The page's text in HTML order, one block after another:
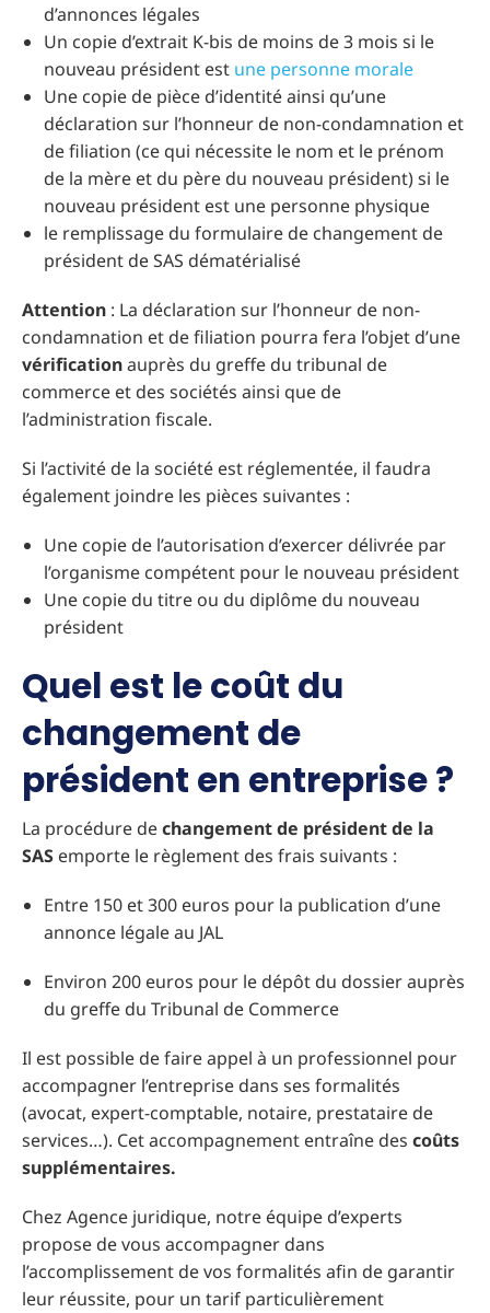
d’annonces légales
Un copie d’extrait K-bis de moins de 3 mois si le
nouveau président est une personne morale
Une copie de pièce d’identité ainsi qu’une
déclaration sur l’honneur de non-condamnation et
de filiation (ce qui nécessite le nom et le prénom
de la mère et du père du nouveau président) si le
nouveau président est une personne physique
le remplissage du formulaire de changement de
président de SAS dématérialisé
Attention : La déclaration sur l’honneur de non-
condamnation et de filiation pourra fera l’objet d’une
vérificationauprès du greffe du tribunal de
commerce et des sociétés ainsi que de
l’administration fiscale.
Si l’activité de la société est réglementée, il faudra
également joindre les pièces suivantes :
Une copie de l’autorisation d’exercer délivrée par
l’organisme compétent pour le nouveau président
Une copie du titre ou du diplôme du nouveau
président
Quel est le coût du
changement de
président en entreprise ?
La procédure dechangement de président de la
SAS emporte le règlement des frais suivants :
Entre 150 et 300 euros pour la publication d’une
annonce légale au JAL
Environ 200 euros pour le dépôt du dossier auprès
du greffe du Tribunal de Commerce
Il est possible de faire appel à un professionnel pour
accompagner l’entreprise dans ses formalités
(avocat, expert-comptable, notaire, prestataire de
services…). Cet accompagnement entraîne des coûts
supplémentaires.
Chez Agence juridique, notre équipe d’experts
propose de vous accompagner dans
l’accomplissement de vos formalités afin de garantir
leur réussite, pour un tarif particulièrement